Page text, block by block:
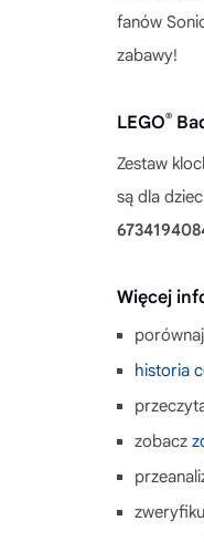
fanów
zabawy!
LEGO®
Zestaw
są dla
Więcej
porównaj
historia
zobacz